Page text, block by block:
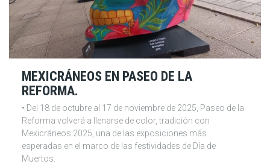
MEXICRÁNEOS EN PASEO DE LA
REFORMA.
• Del 18 de octubre al 17 de noviembre de 2025, Paseo de la
Reforma volverá a llenarse de color, tradición con
Mexicráneos 2025, una de las exposiciones más
esperadas en el marco de las festividades de Día de
Muertos.